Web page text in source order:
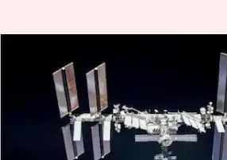
விண்வெளிக்கு
தயாராக
அமெரிக்கா':
தலைவர்